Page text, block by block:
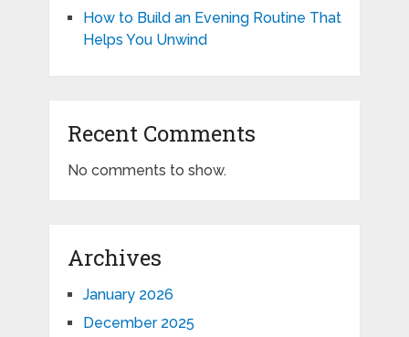
How to Build an Evening Routine That
Helps You Unwind
Recent Comments
No comments to show.
Archives
January 2026
December 2025